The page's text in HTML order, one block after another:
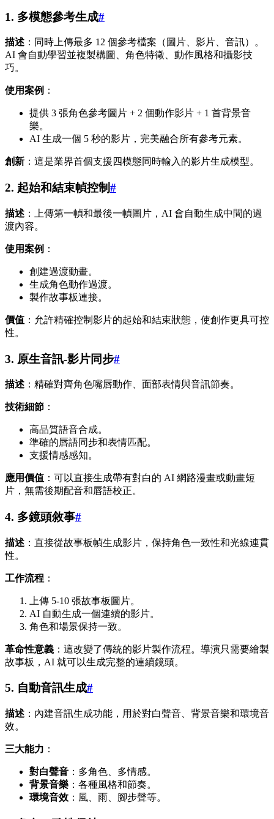
1. 多模態參考生成#
描述 ：同時上傳最多 12 個參考檔案（圖片、影片、音訊）。
AI 會自動學習並複製構圖、角色特徵、動作風格和攝影技
巧。
使用案例 ：
提供 3 張角色參考圖片 + 2 個動作影片 + 1 首背景音
樂。
AI 生成一個 5 秒的影片，完美融合所有參考元素。
創新 ：這是業界首個支援四模態同時輸入的影片生成模型。
2. 起始和結束幀控制#
描述 ：上傳第一幀和最後一幀圖片，AI 會自動生成中間的過
渡內容。
使用案例 ：
創建過渡動畫。
生成角色動作過渡。
製作故事板連接。
價值 ：允許精確控制影片的起始和結束狀態，使創作更具可控
性。
3. 原生音訊-影片同步#
描述 ：精確對齊角色嘴唇動作、面部表情與音訊節奏。
技術細節 ：
高品質語音合成。
準確的唇語同步和表情匹配。
支援情感感知。
應用價值 ：可以直接生成帶有對白的 AI 網路漫畫或動畫短
片，無需後期配音和唇語校正。
4. 多鏡頭敘事#
描述 ：直接從故事板幀生成影片，保持角色一致性和光線連貫
性。
工作流程 ：
上傳 5-10 張故事板圖片。
AI 自動生成一個連續的影片。
角色和場景保持一致。
革命性意義 ：這改變了傳統的影片製作流程。導演只需要繪製
故事板，AI 就可以生成完整的連續鏡頭。
5. 自動音訊生成#
描述 ：內建音訊生成功能，用於對白聲音、背景音樂和環境音
效。
三大能力 ：
對白聲音 ：多角色、多情感。
背景音樂 ：各種風格和節奏。
環境音效 ：風、雨、腳步聲等。